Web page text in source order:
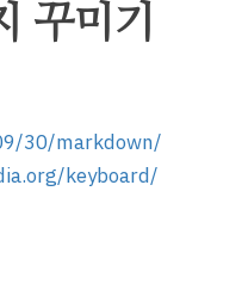
꾸미기
30/markdown/
keyboard/